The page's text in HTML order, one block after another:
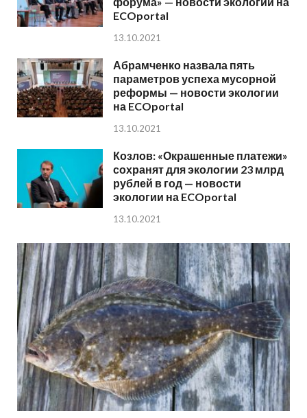
ECOportal
13.10.2021
Абрамченко назвала пять
параметров успеха мусорной
реформы — новости экологии
на ECOportal
13.10.2021
Козлов: «Окрашенные платежи»
сохранят для экологии 23 млрд
рублей в год — новости
экологии на ECOportal
13.10.2021